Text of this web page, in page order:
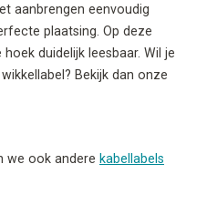
aanbrengen eenvoudig
plaatsing. Op deze
duidelijk leesbaar. Wil je
Bekijk dan onze
we ook andere kabellabels